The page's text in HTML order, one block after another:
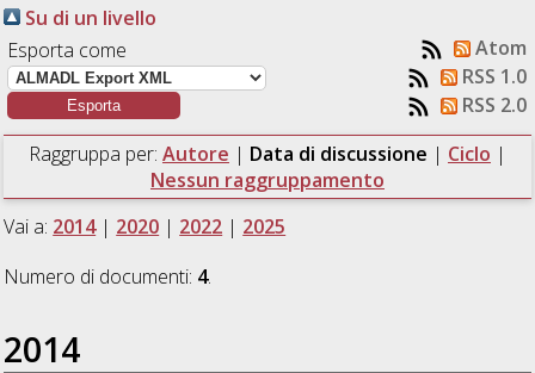
Su di un livello
Esporta come
Atom
RSS 1.0
RSS 2.0
Raggruppa per: Autore | Data di discussione | Ciclo |
Nessun raggruppamento
Vai a: 2014| 2020 | 2022 | 2025
Numero di documenti: 4.
2014